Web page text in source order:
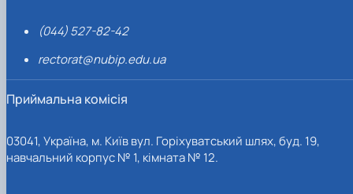
(044) 527-82-42
rectorat@nubip.edu.ua
Приймальна комісія
03041, Україна, м. Київ вул. Горіхуватський шлях, буд. 19,
навчальний корпус № 1, кімната № 12.